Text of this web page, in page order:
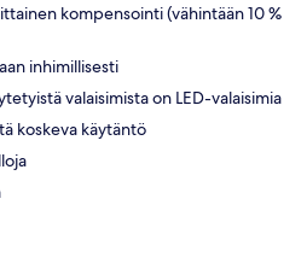
kompensointi (vähintään 10 %
inhimillisesti
valaisimista on LED-valaisimia
koskeva käytäntö